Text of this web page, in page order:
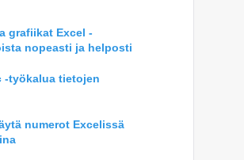
grafiikat Excel -
nopeasti ja helposti
-työkalua tietojen
numerot Excelissä